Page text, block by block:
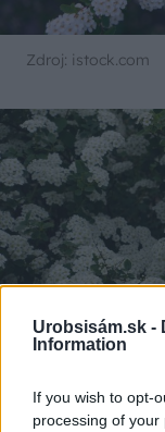
Urobsisám.sk -
Information
If you wish to opt-
processing of
Zdroj: istock.com